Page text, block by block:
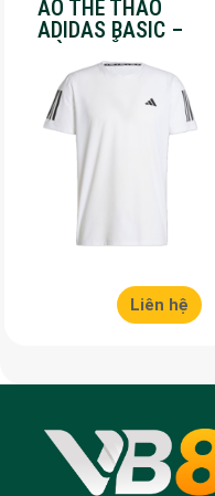
ÁO THỂ THAO
ADIDAS BASIC –
70%
Liên hệ